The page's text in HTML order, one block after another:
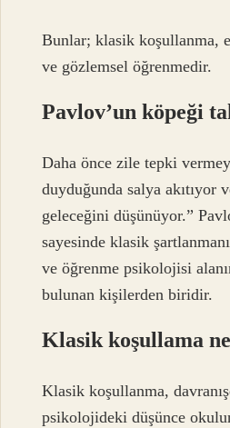
Bunlar; klasik koşullanma,
ve gözlemsel öğrenmedir.
Pavlov’un köpeği
Daha önce zile tepki
duyduğunda salya akıtıyor
geleceğini düşünüyor.”
sayesinde klasik
ve öğrenme psikolojisi
bulunan kişilerden biridir.
Klasik koşullama
Klasik koşullanma,
psikolojideki düşünce